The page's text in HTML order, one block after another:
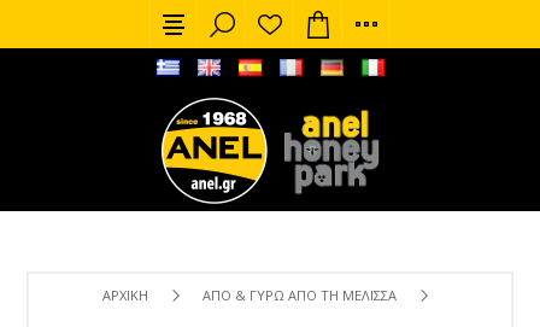
ΑΡΧΙΚΉ ΑΠΌ & ΓΎΡΩ ΑΠΌ ΤΗ ΜΈΛΙΣΣΑ